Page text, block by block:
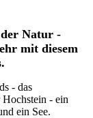
Natur -
mit diesem
- das
- ein
ein See.